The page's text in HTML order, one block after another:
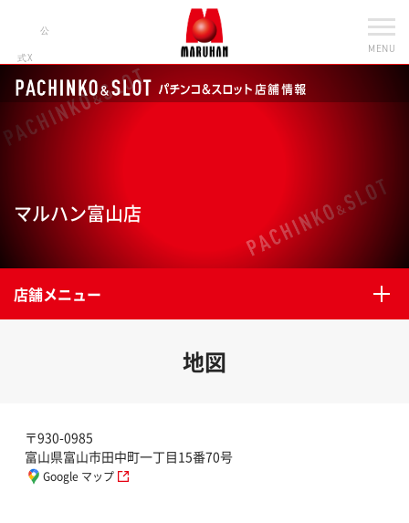
MENU
公
式X
マルハン富山店
店舗メニュー
地図
〒930-0985
富山県富山市田中町一丁目15番70号
Google マップ